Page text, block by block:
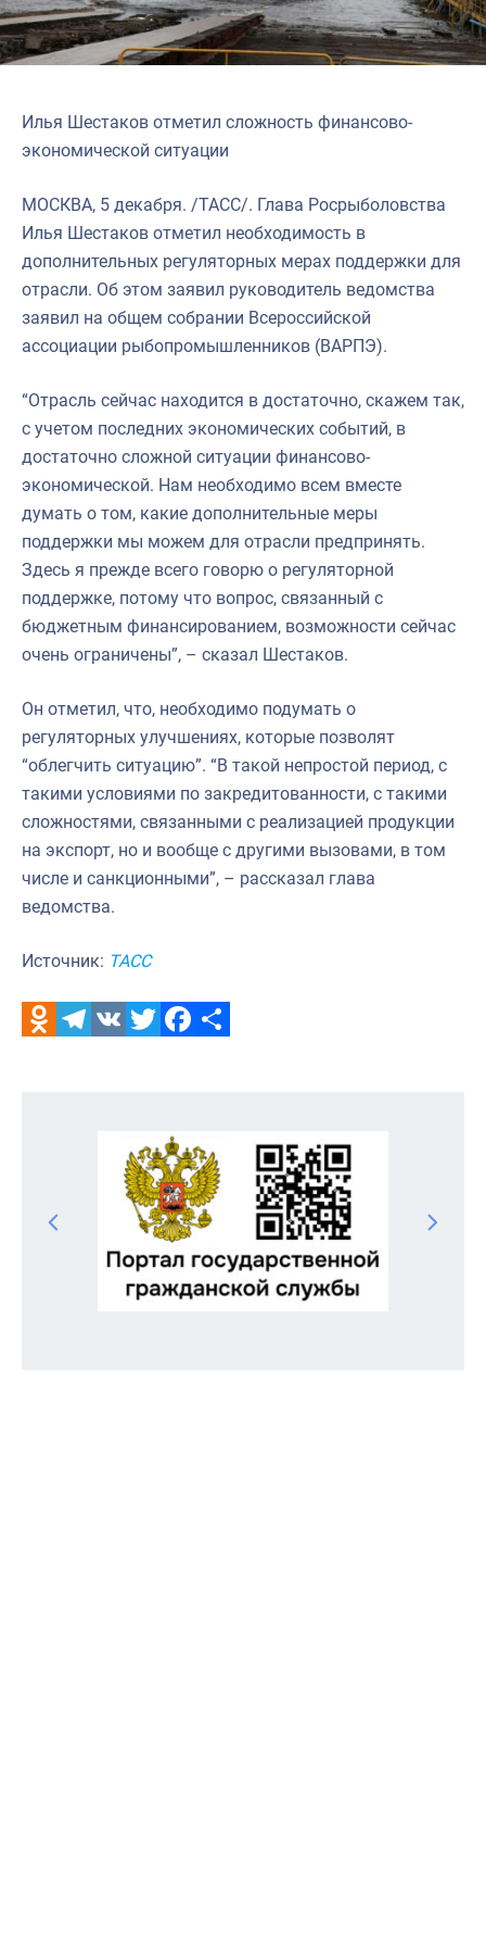
Илья Шестаков отметил сложность финансово-
экономической ситуации
МОСКВА, 5 декабря. /ТАСС/. Глава Росрыболовства
Илья Шестаков отметил необходимость в
дополнительных регуляторных мерах поддержки для
отрасли. Об этом заявил руководитель ведомства
заявил на общем собрании Всероссийской
ассоциации рыбопромышленников (ВАРПЭ).
“Отрасль сейчас находится в достаточно, скажем так,
с учетом последних экономических событий, в
достаточно сложной ситуации финансово-
экономической. Нам необходимо всем вместе
думать о том, какие дополнительные меры
поддержки мы можем для отрасли предпринять.
Здесь я прежде всего говорю о регуляторной
поддержке, потому что вопрос, связанный с
бюджетным финансированием, возможности сейчас
очень ограничены”, – сказал Шестаков.
Он отметил, что, необходимо подумать о
регуляторных улучшениях, которые позволят
“облегчить ситуацию”. “В такой непростой период, с
такими условиями по закредитованности, с такими
сложностями, связанными с реализацией продукции
на экспорт, но и вообще с другими вызовами, в том
числе и санкционными”, – рассказал глава
ведомства.
Источник: ТАСС